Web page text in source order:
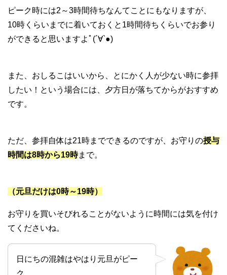
ピーク時には2～3時間待ちなんてことにもなりますが、
10時くらいまでに着いておくと1時間待ちくらいでお参り
ができると思いますよﾟ(´∀`●)
また、おしるこはいいから、とにかく人が少ない時に参拝
したい！という場合には、夕方日が落ちてからがおすすめ
です。
ただ、参拝自体は21時までできるのですが、お守りの授与
時間は8時から19時まで。
（元旦だけは0時～19時）
お守りを買いそびれることがないように時間には気を付け
てくださいね。
日にちの混雑はやはり元旦がピー
ク。